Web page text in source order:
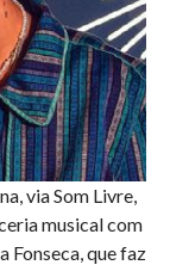
via Som Livre,
musical com
Fonseca, que faz